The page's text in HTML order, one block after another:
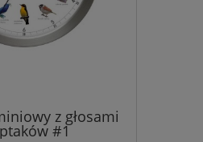
z głosami
#1